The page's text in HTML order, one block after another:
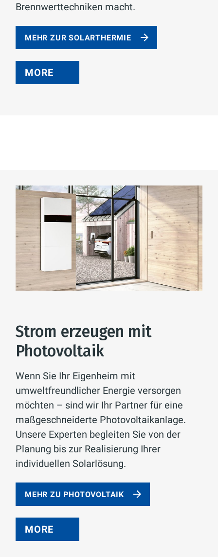
Brennwerttechniken macht.
MEHR ZUR SOLARTHERMIE
MORE
Strom erzeugen mit
Photovoltaik
Wenn Sie Ihr Eigenheim mit
umweltfreundlicher Energie versorgen
möchten – sind wir Ihr Partner für eine
maßgeschneiderte Photovoltaikanlage.
Unsere Experten begleiten Sie von der
Planung bis zur Realisierung Ihrer
individuellen Solarlösung.
MEHR ZU PHOTOVOLTAIK
MORE